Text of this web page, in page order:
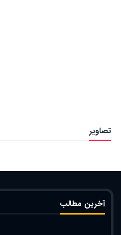
تصاویر
آخرین مطالب